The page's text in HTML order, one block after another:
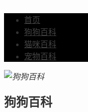
首页
狗狗百科
猫咪百科
宠物百科
狗狗百科